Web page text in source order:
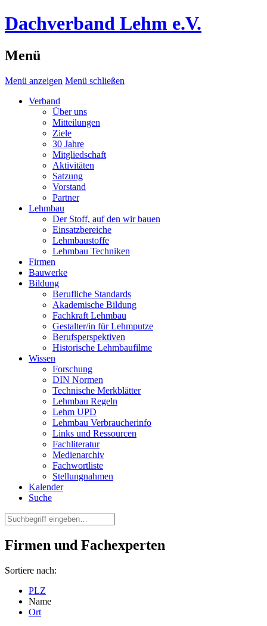
Dachverband Lehm e.V.
Menü
Menü anzeigen Menü schließen
Verband
Über uns
Mitteilungen
Ziele
30 Jahre
Mitgliedschaft
Aktivitäten
Satzung
Vorstand
Partner
Lehmbau
Der Stoff, auf den wir bauen
Einsatzbereiche
Lehmbaustoffe
Lehmbau Techniken
Firmen
Bauwerke
Bildung
Berufliche Standards
Akademische Bildung
Fachkraft Lehmbau
Gestalter/in für Lehmputze
Berufsperspektiven
Historische Lehmbaufilme
Wissen
Forschung
DIN Normen
Technische Merkblätter
Lehmbau Regeln
Lehm UPD
Lehmbau Verbraucherinfo
Links und Ressourcen
Fachliteratur
Medienarchiv
Fachwortliste
Stellungnahmen
Kalender
Suche
Firmen und Fachexperten
Sortiere nach:
PLZ
Name
Ort